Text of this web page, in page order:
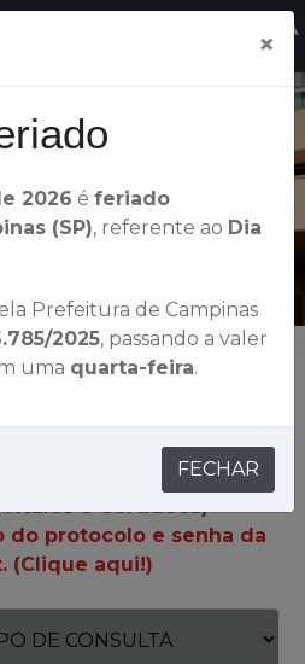
OFICIALA
CAMPINAS - SP
ANDAMENTOS
que gostaria de
do protocolo e senha da
(Clique aqui!)
×
2026 é feriado
(SP), referente ao Dia
Prefeitura de Campinas
2025, passando a valer
uma quarta-feira.
FECHAR